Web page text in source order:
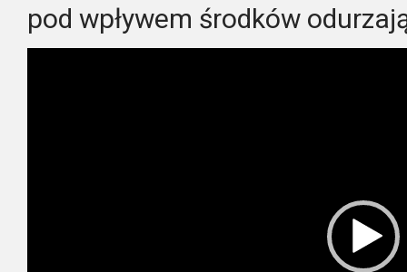
pod wpływem środków